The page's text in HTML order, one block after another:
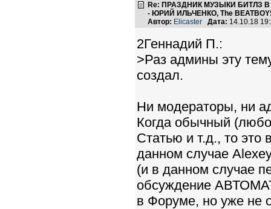
Re: ПРАЗДНИК МУЗЫКИ БИТЛЗ
- ЮРИЙ ИЛЬЧЕНКО, The
Автор: Elicaster Дата: 14.10.18
2Геннадий П.:
>Раз админы эту
создал.
Ни модераторы, ни
Когда обычный
Статью и т.д., то это
данном случае
(и в данном случае
обсуждение
в Форуме, но уже не